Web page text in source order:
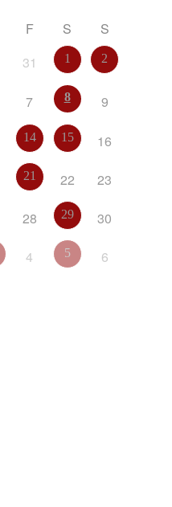
F S
S
31 1 2
7 8 9
14 15 16
21 22 23
28 29 30
4 5 6